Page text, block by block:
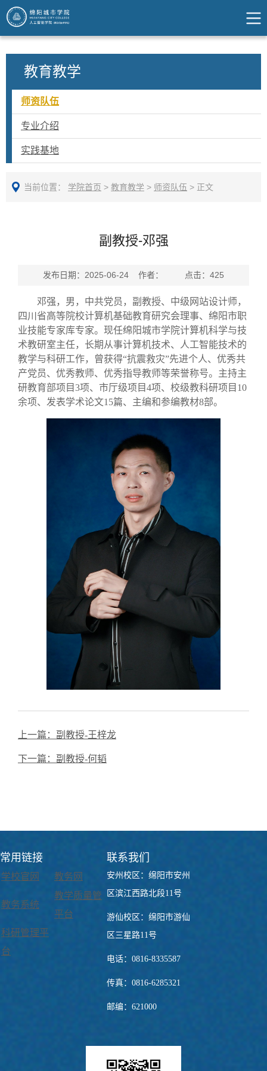
教育教学
师资队伍
专业介绍
实践基地
当前位置： 学院首页 > 教育教学 > 师资队伍 > 正文
副教授-邓强
发布日期：2025-06-24 作者： 点击： 425
邓强，男，中共党员，副教授、中级网站设计师，
四川省高等院校计算机基础教育研究会理事、绵阳市职
业技能专家库专家。现任绵阳城市学院计算机科学与技
术教研室主任，长期从事计算机技术、人工智能技术的
教学与科研工作，曾获得“抗震救灾”先进个人、优秀共
产党员、优秀教师、优秀指导教师等荣誉称号。主持主
研教育部项目 3项、市厅级项目 4项、校级教科研项目 10
余项、发表学术论文15篇、主编和参编教材8部。
上一篇： 副教授-王梓龙
下一篇： 副教授-何韬
常用链接
学校官网 教务网
教务系统
教学质量管
平台
科研管理平
台
联系我们
安州校区：绵阳市安州
区滨江西路北段11号
游仙校区：绵阳市游仙
区三星路11号
电话：0816-8335587
传真：0816-6285321
邮编：621000